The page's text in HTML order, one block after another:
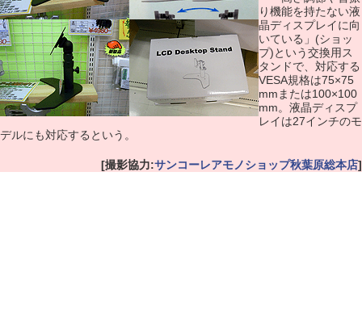
り機能を持たない液
晶ディスプレイに向
いている」(ショッ
プ)という交換用ス
タンドで、対応する
VESA規格は75×75
mmまたは100×100
mm。液晶ディスプ
レイは27インチのモ
デルにも対応するという。
[撮影協力:サンコーレアモノショップ秋葉原総本店]